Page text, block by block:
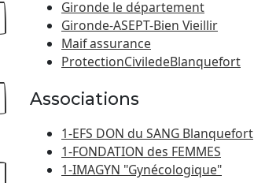
Gironde le département
Gironde-ASEPT-Bien Vieillir
Maif assurance
ProtectionCiviledeBlanquefort
Associations
1-EFS DON du SANG Blanquefort
1-FONDATION des FEMMES
1-IMAGYN "Gynécologique"